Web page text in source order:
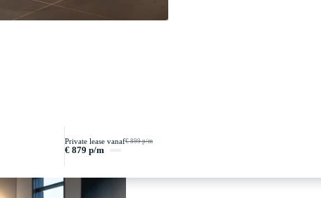
Private lease vanaf€ 899 p/m
€ 879 p/m